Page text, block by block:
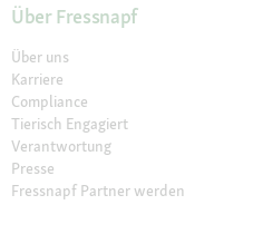
Über Fressnapf
Über uns
Karriere
Compliance
Tierisch Engagiert
Verantwortung
Presse
Fressnapf Partner werden